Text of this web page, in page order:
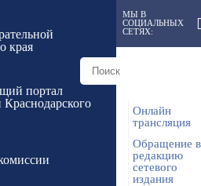
края
портал
МЫ В
СОЦИАЛЬНЫХ
СЕТЯХ:
Онлайн
трансляция
Обращение в
редакцию
сетевого
издания